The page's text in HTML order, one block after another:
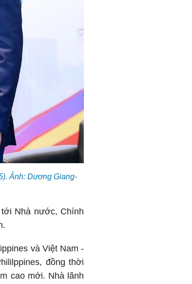
Ảnh: Dương Giang-
Nhà nước, Chính
và Việt Nam -
đồng thời
cao mới. Nhà lãnh